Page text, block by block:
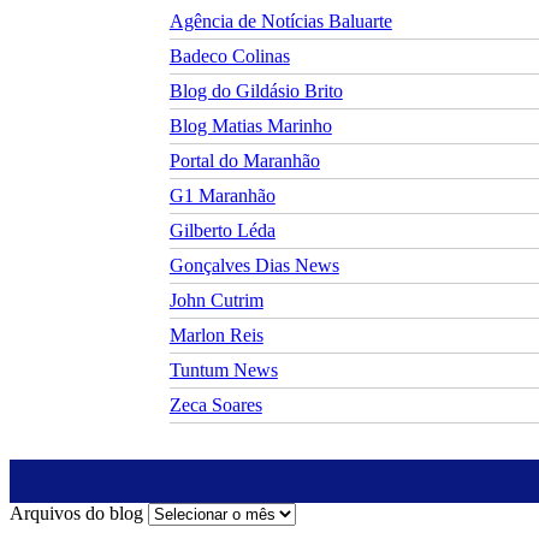
Agência de Notícias Baluarte
Badeco Colinas
Blog do Gildásio Brito
Blog Matias Marinho
Portal do Maranhão
G1 Maranhão
Gilberto Léda
Gonçalves Dias News
John Cutrim
Marlon Reis
Tuntum News
Zeca Soares
Arquivos do blog